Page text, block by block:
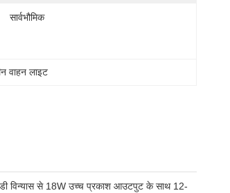
सार्वभौमिक
वाहन लाइट
विन्यास से 18W उच्च प्रकाश आउटपुट के साथ 12-